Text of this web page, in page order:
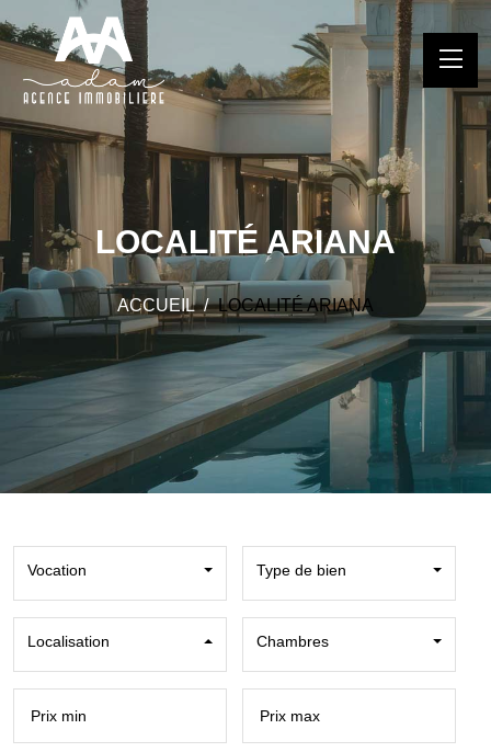
LOCALITÉ ARIANA
ACCUEIL LOCALITÉ ARIANA
Vocation Type de bien
Localisation Chambres